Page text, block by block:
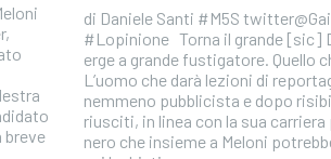
breve
di Daniele Santi #M5S
#Lopinione Torna il grande [sic]
erge a grande fustigatore. Quello
L’uomo che darà lezioni di
nemmeno pubblicista e dopo
riusciti, in linea con la sua carriera
nero che insieme a Meloni